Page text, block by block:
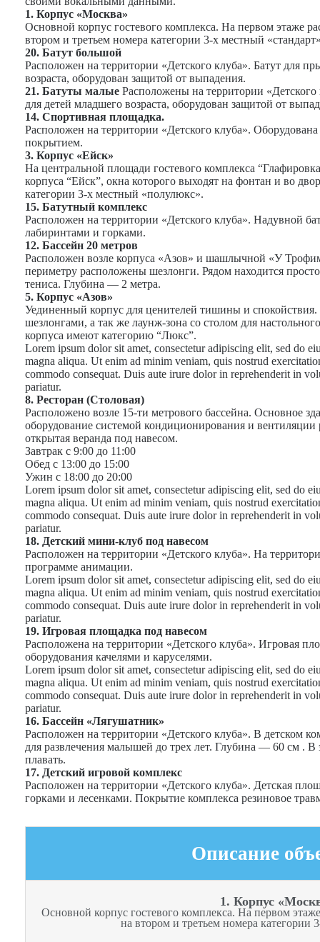
1. Корпус «Москва»
Основной корпус гостевого комплекса. На первом этаже
втором и третьем номера категории 3-х местный
20. Батут большой
Расположен на территории «Детского клуба». Батут для
возраста, оборудован защитой от выпадения.
21. Батуты малые Расположены на территории
для детей младшего возраста, оборудован защитой от
14. Спортивная площадка.
Расположен на территории «Детского клуба».
покрытием.
3. Корпус «Ейск»
На центральной площади гостевого комплекса
корпуса “Ейск”, окна которого выходят на фонтан и во
категории 3-х местный «полулюкс».
15. Батутный комплекс
Расположен на территории «Детского клуба». Надувной
лабиринтами и горками.
12. Бассейн 20 метров
Расположен возле корпуса «Азов» и шашлычной «У
периметру расположены шезлонги. Рядом находится
тениса. Глубина — 2 метра.
5. Корпус «Азов»
Уединенный корпус для ценителей тишины и
шезлонгами, а так же лаунж-зона со столом для
корпуса имеют категорию “Люкс”.
Lorem ipsum dolor sit amet, consectetur adipiscing elit, sed do
magna aliqua. Ut enim ad minim veniam, quis nostrud
commodo consequat. Duis aute irure dolor in reprehenderit in
pariatur.
8. Ресторан (Столовая)
Расположено возле 15-ти метрового бассейна. Основное
оборудование системой кондиционирования и вентиляции
открытая веранда под навесом.
Завтрак с 9:00 до 11:00
Обед c 13:00 до 15:00
Ужин с 18:00 до 20:00
Lorem ipsum dolor sit amet, consectetur adipiscing elit, sed do
magna aliqua. Ut enim ad minim veniam, quis nostrud
commodo consequat. Duis aute irure dolor in reprehenderit in
pariatur.
18. Детский мини-клуб под навесом
Расположен на территории «Детского клуба». На
программе анимации.
Lorem ipsum dolor sit amet, consectetur adipiscing elit, sed do
magna aliqua. Ut enim ad minim veniam, quis nostrud
commodo consequat. Duis aute irure dolor in reprehenderit in
pariatur.
19. Игровая площадка под навесом
Расположена на территории «Детского клуба». Игровая
оборудования качелями и каруселями.
Lorem ipsum dolor sit amet, consectetur adipiscing elit, sed do
magna aliqua. Ut enim ad minim veniam, quis nostrud
commodo consequat. Duis aute irure dolor in reprehenderit in
pariatur.
16. Бассейн «Лягушатник»
Расположен на территории «Детского клуба». В детском
для развлечения малышей до трех лет. Глубина — 60 см .
плавать.
17. Детский игровой комплекс
Расположен на территории «Детского клуба». Детская
горками и лесенками. Покрытие комплекса резиновое
Описание
1. Корпус
Основной корпус гостевого комплекса. На первом
на втором и третьем номера категории